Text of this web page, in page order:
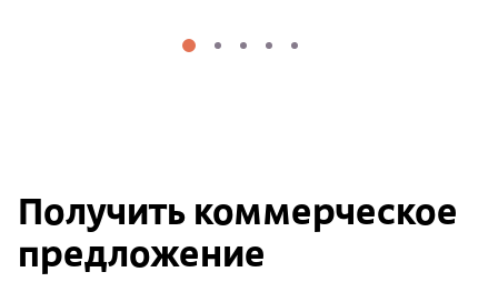
Получить коммерческое
предложение